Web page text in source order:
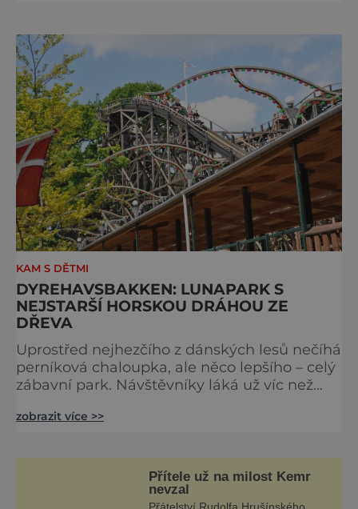
horskou dráhou nacházející se na území
České republiky, nedílnou součástí koloritu
areálu pražského Výs
KAM S DĚTMI
DYREHAVSBAKKEN: LUNAPARK S
NEJSTARŠÍ HORSKOU DRÁHOU ZE
DŘEVA
Uprostřed nejhezčího z dánských lesů nečíhá
perníková chaloupka, ale něco lepšího – celý
zábavní park. Návštěvníky láká už víc než
Dnes neodejdou bez projížďky na nejstarší
jen „Bakken“, začíná roku 1583. Tehdy místní
podnikavec objeví v lese léčivý pramen. Za
zobrazit více >>
Přítele už na milost Kemr
nevzal